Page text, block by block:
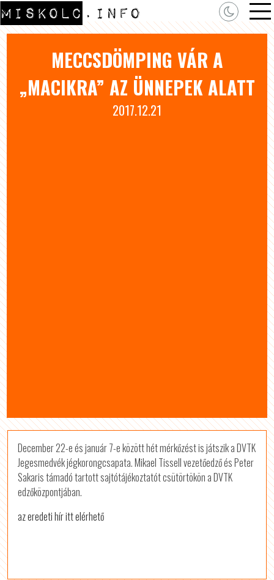
MECCSDÖMPING VÁR A
„MACIKRA” AZ ÜNNEPEK ALATT
2017.12.21
December 22-e és január 7-e között hét mérkőzést is játszik a DVTK
Jegesmedvék jégkorongcsapata. Mikael Tissell vezetőedző és Peter
Sakaris támadó tartott sajtótájékoztatót csütörtökön a DVTK
edzőközpontjában.
az eredeti hír itt elérhető